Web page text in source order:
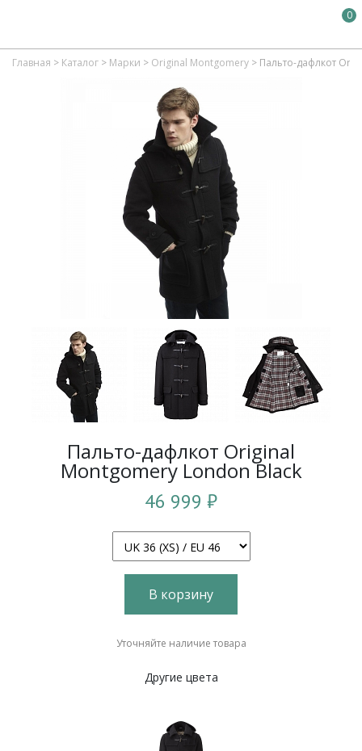
0
Главная > Каталог > Марки > Original Montgomery > Пальто-дафлкот
Пальто-дафлкот Original
Montgomery London Black
46 999 ₽
В корзину
Уточняйте наличие товара
Другие цвета